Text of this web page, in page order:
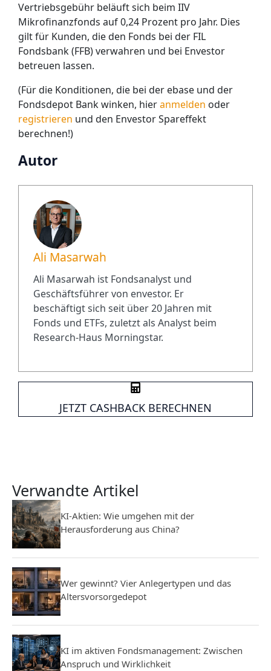
Vertriebsgebühr beläuft sich beim IIV
Mikrofinanzfonds auf 0,24 Prozent pro Jahr. Dies
gilt für Kunden, die den Fonds bei der FIL
Fondsbank (FFB) verwahren und bei Envestor
betreuen lassen.
(Für die Konditionen, die bei der ebase und der
Fondsdepot Bank winken, hieranmelden oder
registrieren und den Envestor Spareffekt
berechnen!)
Autor
Ali Masarwah
Ali Masarwah ist Fondsanalyst und
Geschäftsführer von envestor. Er
beschäftigt sich seit über 20 Jahren mit
Fonds und ETFs, zuletzt als Analyst beim
Research-Haus Morningstar.
JETZT CASHBACK BERECHNEN
Verwandte Artikel
KI-Aktien: Wie umgehen mit der
Herausforderung aus China?
Wer gewinnt? Vier Anlegertypen und das
Altersvorsorgedepot
KI im aktiven Fondsmanagement: Zwischen
Anspruch und Wirklichkeit